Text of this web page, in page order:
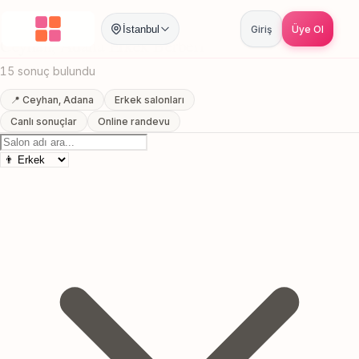
İstanbul Giriş Üye Ol
Anasayfa / Adana Ceyhan Erkek Berberi
Ceyhan, Adana Erkek Berberi
15 sonuç bulundu
📍 Ceyhan, Adana
Erkek salonları
Canlı sonuçlar
Online randevu